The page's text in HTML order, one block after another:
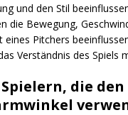
und den Stil
die Bewegung,
Pitchers
Verständnis des Spiels
die den